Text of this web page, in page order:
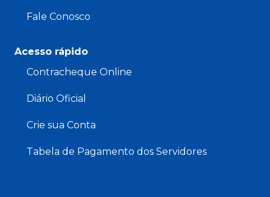
Fale Conosco
Acesso rápido
Contracheque Online
Diário Oficial
Crie sua Conta
Tabela de Pagamento dos Servidores